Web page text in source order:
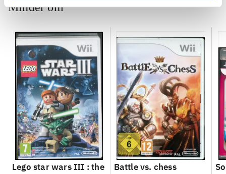
Minder om
Lego star wars III : the
Battle vs. chess